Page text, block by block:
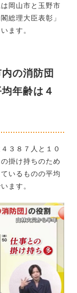
岡山市と玉野市
総理大臣表彰」
ます。
の消防団
年齢は４
３８７人と１０
掛け持ちのため
いるものの平均
ます。